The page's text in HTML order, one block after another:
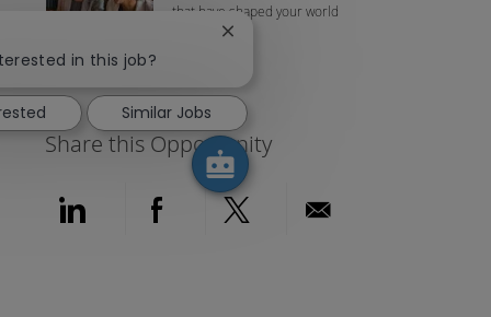
that have shaped your world
Share this Opportunity
Share via LinkedIn
Share via Facebook
Share via twitter
in this job?
Close chatbot notification
Similar Jobs